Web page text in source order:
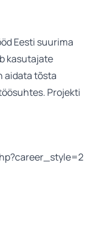
Eesti suurima
kasutajate
aidata tõsta
Projekti